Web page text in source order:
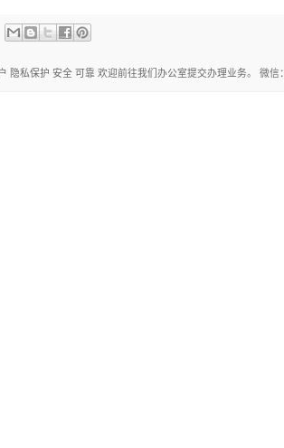
隐私保护 安全 可靠 欢迎前往我们办公室提交办理业务。 微